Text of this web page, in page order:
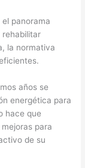
panorama
rehabilitar
la normativa
años se
energética para
hace que
para
de su